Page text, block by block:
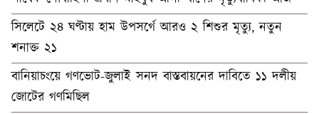
সিলেটে ২৪ ঘণ্টায় হাম উপসর্গে আরও ২ শিশুর মৃত্যু, নতুন
শনাক্ত ২১
বানিয়াচংয়ে গণভোট-জুলাই সনদ বাস্তবায়নের দাবিতে ১১ দলীয়
জোটের গণমিছিল